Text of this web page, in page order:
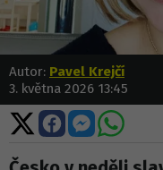
Autor: Pavel Krejčí
3. května 2026 13:45
Sdílet
na
X
Sdílet
na
Facebooku
Sdílet
na
Sdílet